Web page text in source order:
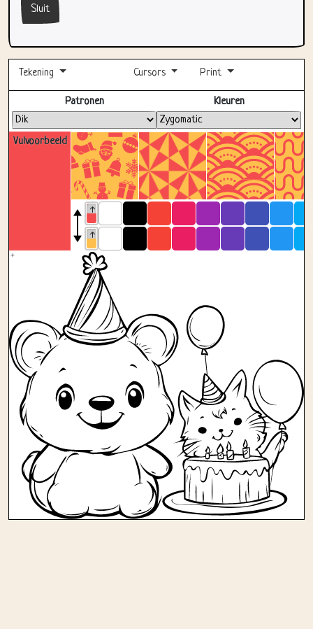
Sluit
Tekening Cursors Print
Volledig scherm
Vulvoorbeeld
Patronen Kleuren